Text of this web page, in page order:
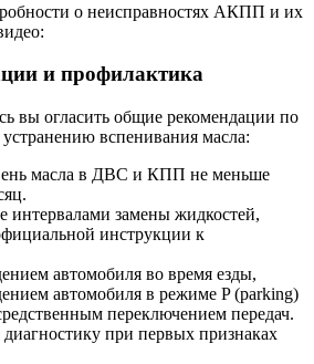
о неисправностях АКПП и их
и профилактика
вы огласить общие рекомендации по
вспенивания масла:
масла в ДВС и КПП не меньше
интервалами замены жидкостей,
инструкции к
автомобиля во время езды,
автомобиля в режиме P (parking)
переключением передач.
при первых признаках